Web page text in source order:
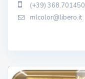
(+39)
mlcolor@libero.it